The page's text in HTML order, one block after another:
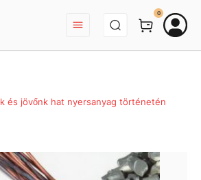
BEJELENTKEZÉS
0
és jövőnk hat nyersanyag történetén